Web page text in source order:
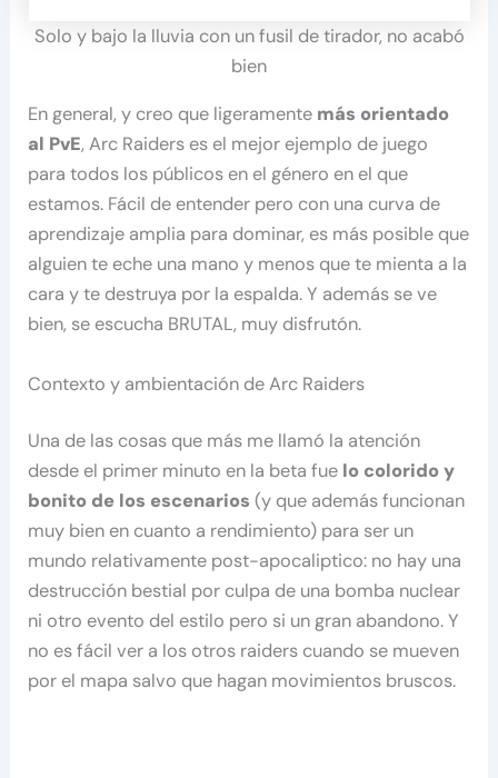
Solo y bajo la lluvia con un fusil de tirador, no acabó
bien
En general, y creo que ligeramente más orientado
al PvE, Arc Raiders es el mejor ejemplo de juego
para todos los públicos en el género en el que
estamos. Fácil de entender pero con una curva de
aprendizaje amplia para dominar, es más posible que
alguien te eche una mano y menos que te mienta a la
cara y te destruya por la espalda. Y además se ve
bien, se escucha BRUTAL, muy disfrutón.
Contexto y ambientación de Arc Raiders
Una de las cosas que más me llamó la atención
desde el primer minuto en la beta fue lo colorido y
bonito de los escenarios (y que además funcionan
muy bien en cuanto a rendimiento) para ser un
mundo relativamente post-apocaliptico: no hay una
destrucción bestial por culpa de una bomba nuclear
ni otro evento del estilo pero si un gran abandono. Y
no es fácil ver a los otros raiders cuando se mueven
por el mapa salvo que hagan movimientos bruscos.